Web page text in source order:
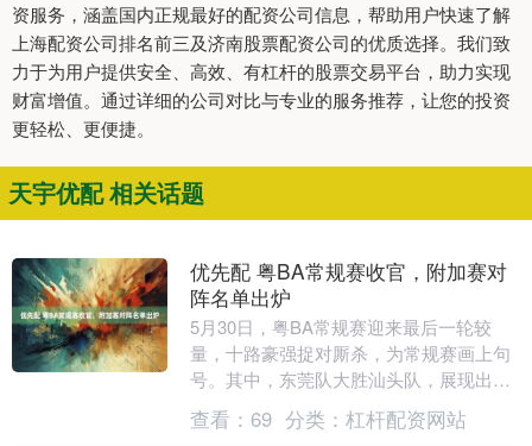
资服务，涵盖国内正规最好的配资公司信息，帮助用户快速了解
上海配资公司排名前三及济南股票配资公司的优质选择。我们致
力于为用户提供安全、高效、有杠杆的股票交易平台，助力实现
财富增值。通过详细的公司对比与专业的服务推荐，让您的投资
更轻松、更便捷。
天宇优配 相关话题
优先配 粤BA常规赛收官，附加赛对
阵名单出炉
5月30日，粤BA常规赛迎来最后一轮较
量，十路豪强捉对厮杀，为常规赛画上句
号。其中，东莞队大胜汕头队，展现出王
者霸气；梅州队客场2分险胜汕尾队，赢得
赛季首胜；深....
查看： 69 分类： 杠杆配资网站